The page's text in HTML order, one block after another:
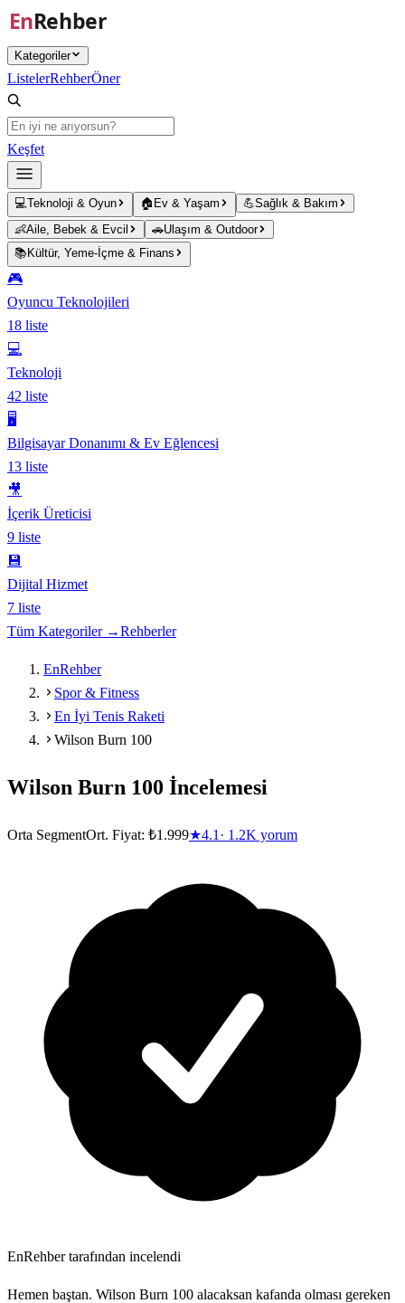
Ana içeriğe atla
Kategoriler
ListelerRehberÖner
Keşfet
💻Teknoloji & Oyun 🏠 Ev & Yaşam 💪Sağlık & Bakım
👶Aile, Bebek & Evcil 🚗Ulaşım & Outdoor
📚 Kültür, Yeme-İçme & Finans
🎮
Oyuncu Teknolojileri
18 liste
💻
Teknoloji
42 liste
🖥️
Bilgisayar Donanımı & Ev Eğlencesi
13 liste
🎥
İçerik Üreticisi
9 liste
💾
Dijital Hizmet
7 liste
Tüm Kategoriler →Rehberler
EnRehber
Spor & Fitness
En İyi Tenis Raketi
Wilson Burn 100
Wilson Burn 100 İncelemesi
Orta SegmentOrt. Fiyat: ₺1.999★4.1 · 1.2K yorum
EnRehber tarafından incelendi
Hemen baştan. Wilson Burn 100 alacaksan kafanda olması gereken